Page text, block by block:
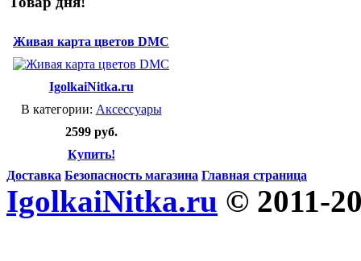
Живая карта цветов DMC
IgolkaiNitka.ru
В категории: Аксессуары
2599 руб.
Купить!
Доставка Безопасность магазина Главная страница
IgolkaiNitka.ru © 2011-